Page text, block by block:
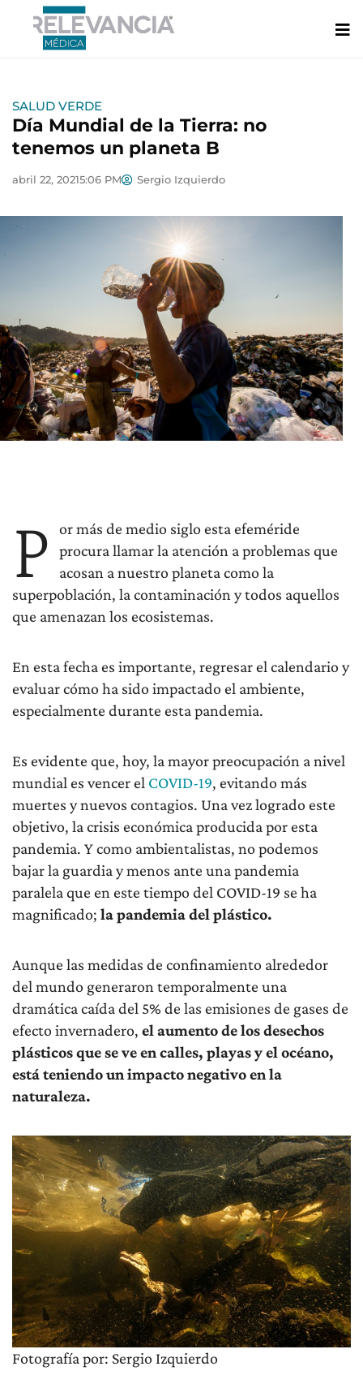
contenido
SALUD VERDE
Día Mundial de la Tierra: no
tenemos un planeta B
abril 22, 20215:06 PM Sergio Izquierdo
P
or más de medio siglo esta efeméride
procura llamar la atención a problemas que
acosan a nuestro planeta como la
superpoblación, la contaminación y todos aquellos
que amenazan los ecosistemas.
En esta fecha es importante, regresar el calendario y
evaluar cómo ha sido impactado el ambiente,
especialmente durante esta pandemia.
Es evidente que, hoy, la mayor preocupación a nivel
mundial es vencer el COVID-19, evitando más
muertes y nuevos contagios. Una vez logrado este
objetivo, la crisis económica producida por esta
pandemia. Y como ambientalistas, no podemos
bajar la guardia y menos ante una pandemia
paralela que en este tiempo del COVID-19 se ha
magnificado; la pandemia del plástico.
Aunque las medidas de confinamiento alrededor
del mundo generaron temporalmente una
dramática caída del 5% de las emisiones de gases de
efecto invernadero, el aumento de los desechos
plásticos que se ve en calles, playas y el océano,
está teniendo un impacto negativo en la
naturaleza.
Fotografía por: Sergio Izquierdo